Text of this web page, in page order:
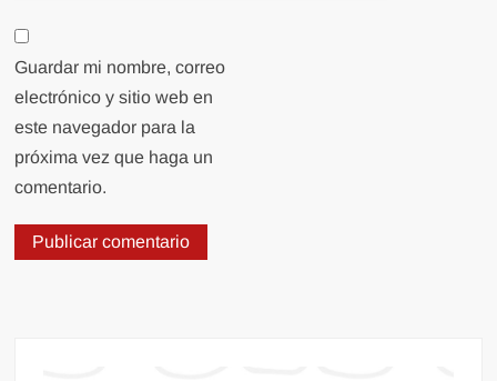
Guardar mi nombre, correo
electrónico y sitio web en
este navegador para la
próxima vez que haga un
comentario.